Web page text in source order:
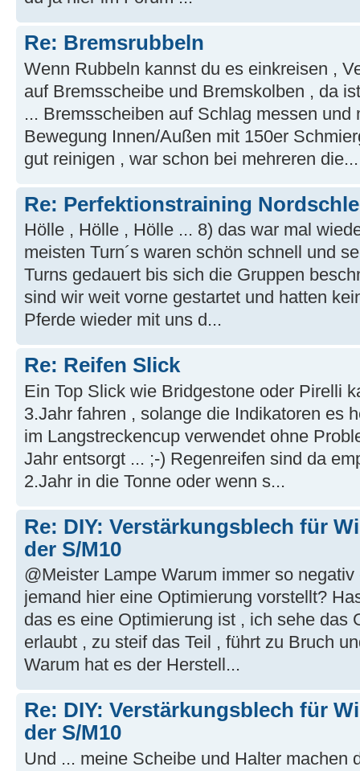
Re: Bremsrubbeln
Wenn Rubbeln kannst du es einkreisen ,
auf Bremsscheibe und Bremskolben , da
... Bremsscheiben auf Schlag messen und
Bewegung Innen/Außen mit 150er
gut reinigen , war schon bei mehreren die...
Re: Perfektionstraining
Hölle , Hölle , Hölle ... 8) das war mal
meisten Turn´s waren schön schnell und
Turns gedauert bis sich die Gruppen
sind wir weit vorne gestartet und hatten
Pferde wieder mit uns d...
Re: Reifen Slick
Ein Top Slick wie Bridgestone oder Pirelli
3.Jahr fahren , solange die Indikatoren es
im Langstreckencup verwendet ohne
Jahr entsorgt ... ;-) Regenreifen sind da
2.Jahr in die Tonne oder wenn s...
Re: DIY: Verstärkungsblech für
der S/M10
@Meister Lampe Warum immer so
jemand hier eine Optimierung vorstellt?
das es eine Optimierung ist , ich sehe das
erlaubt , zu steif das Teil , führt zu Bruch
Warum hat es der Herstell...
Re: DIY: Verstärkungsblech für
der S/M10
Und ... meine Scheibe und Halter machen